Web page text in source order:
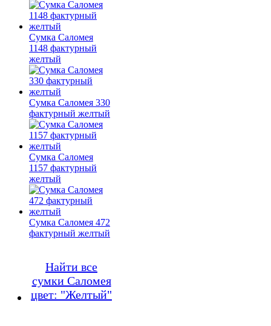
Сумка Саломея
1148 фактурный
желтый
Сумка Саломея 330
фактурный желтый
Сумка Саломея
1157 фактурный
желтый
Сумка Саломея 472
фактурный желтый
Найти все
сумки Саломея
цвет: "Желтый"